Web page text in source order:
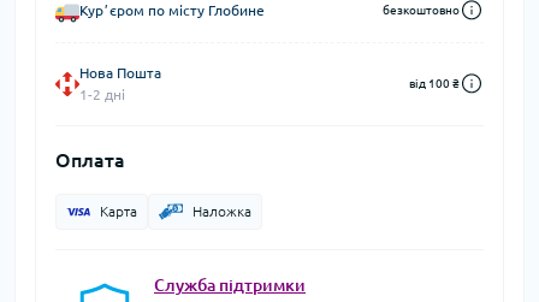
Курʼєром по місту Глобине безкоштовно
Нова Пошта
1-2 дні
від 100 ₴
Оплата
Карта Наложка
Служба підтримки